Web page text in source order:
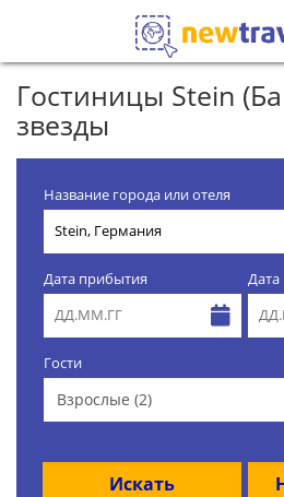
Гостиницы Stein
звезды
Название города или отеля
Дата прибытия Дата
Гости
Взрослые (2)
Искать